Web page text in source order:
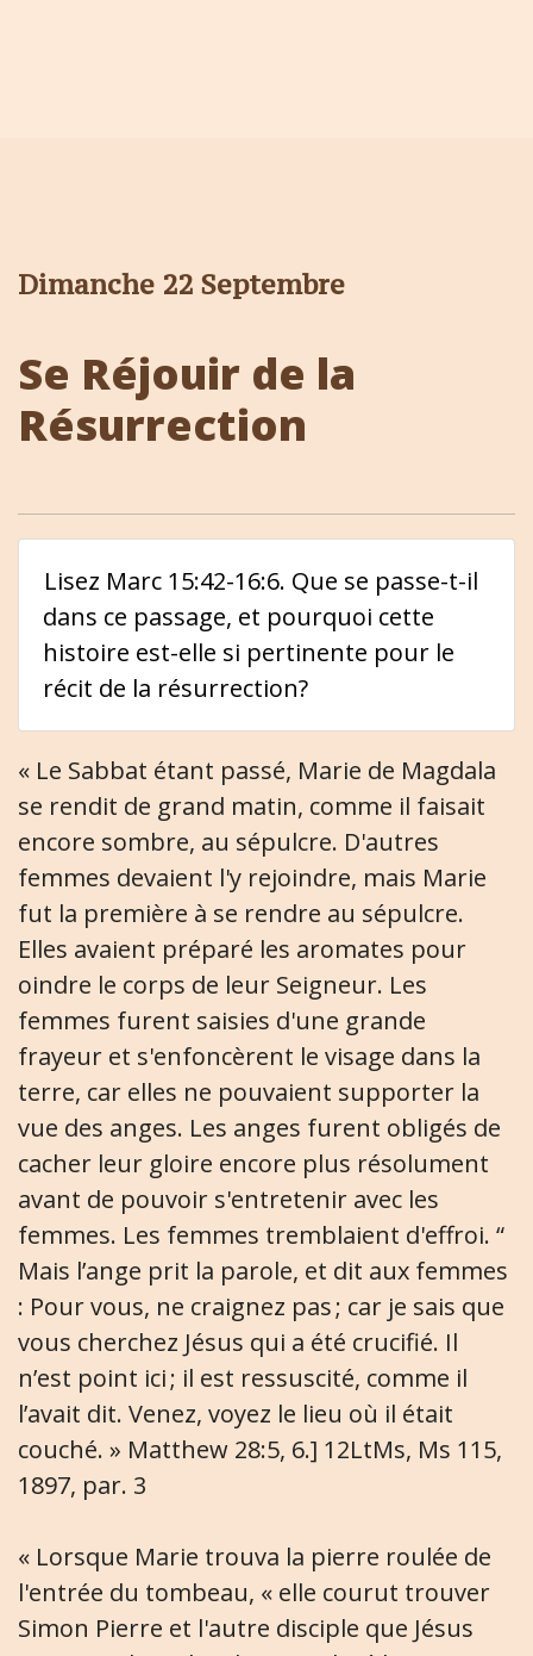
Dimanche 22 Septembre
Se Réjouir de la
Résurrection
Lisez Marc 15:42-16:6. Que se passe-t-il
dans ce passage, et pourquoi cette
histoire est-elle si pertinente pour le
récit de la résurrection?
« Le Sabbat étant passé, Marie de Magdala
se rendit de grand matin, comme il faisait
encore sombre, au sépulcre. D'autres
femmes devaient l'y rejoindre, mais Marie
fut la première à se rendre au sépulcre.
Elles avaient préparé les aromates pour
oindre le corps de leur Seigneur. Les
femmes furent saisies d'une grande
frayeur et s'enfoncèrent le visage dans la
terre, car elles ne pouvaient supporter la
vue des anges. Les anges furent obligés de
cacher leur gloire encore plus résolument
avant de pouvoir s'entretenir avec les
femmes. Les femmes tremblaient d'effroi. “
Mais l’ange prit la parole, et dit aux femmes
: Pour vous, ne craignez pas ; car je sais que
vous cherchez Jésus qui a été crucifié. Il
n’est point ici ; il est ressuscité, comme il
l’avait dit. Venez, voyez le lieu où il était
couché. » Matthew 28:5, 6.] 12LtMs, Ms 115,
1897, par. 3
« Lorsque Marie trouva la pierre roulée de
l'entrée du tombeau, « elle courut trouver
Simon Pierre et l'autre disciple que Jésus